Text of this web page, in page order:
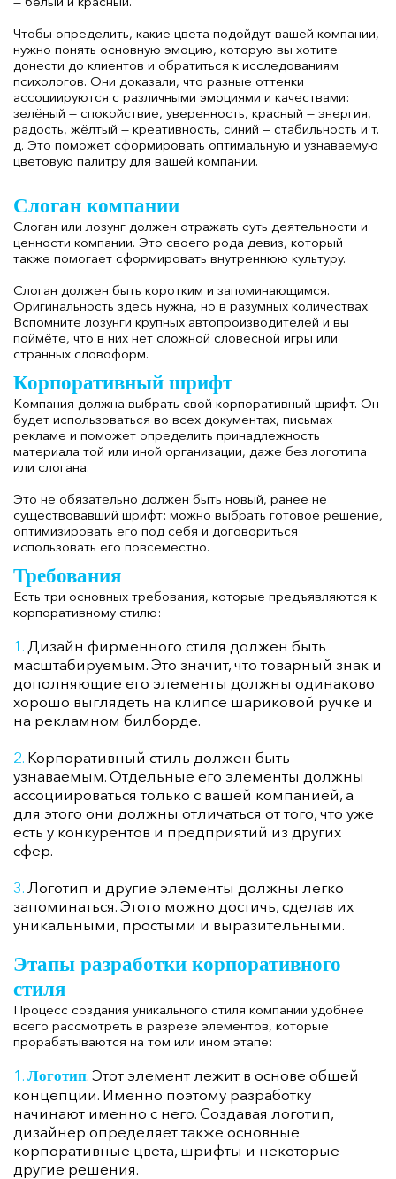
Чтобы определить, какие цвета подойдут вашей компании,
нужно понять основную эмоцию, которую вы хотите
донести до клиентов и обратиться к исследованиям
психологов. Они доказали, что разные оттенки
ассоциируются с различными эмоциями и качествами:
зелёный — спокойствие, уверенность, красный — энергия,
радость, жёлтый — креативность, синий — стабильность и т.
д. Это поможет сформировать оптимальную и узнаваемую
цветовую палитру для вашей компании.
Слоган компании
Слоган или лозунг должен отражать суть деятельности и
ценности компании. Это своего рода девиз, который
также помогает сформировать внутреннюю культуру.
Слоган должен быть коротким и запоминающимся.
Оригинальность здесь нужна, но в разумных количествах.
Вспомните лозунги крупных автопроизводителей и вы
поймёте, что в них нет сложной словесной игры или
странных словоформ.
Корпоративный шрифт
Компания должна выбрать свой корпоративный шрифт. Он
будет использоваться во всех документах, письмах
рекламе и поможет определить принадлежность
материала той или иной организации, даже без логотипа
или слогана.
Это не обязательно должен быть новый, ранее не
существовавший шрифт: можно выбрать готовое решение,
оптимизировать его под себя и договориться
использовать его повсеместно.
Требования
Есть три основных требования, которые предъявляются к
корпоративному стилю:
Дизайн фирменного стиля должен быть
масштабируемым. Это значит, что товарный знак и
дополняющие его элементы должны одинаково
хорошо выглядеть на клипсе шариковой ручке и
на рекламном билборде.
Корпоративный стиль должен быть
узнаваемым. Отдельные его элементы должны
ассоциироваться только с вашей компанией, а
для этого они должны отличаться от того, что уже
есть у конкурентов и предприятий из других
сфер.
Логотип и другие элементы должны легко
запоминаться. Этого можно достичь, сделав их
уникальными, простыми и выразительными.
Этапы разработки корпоративного
стиля
Процесс создания уникального стиля компании удобнее
всего рассмотреть в разрезе элементов, которые
прорабатываются на том или ином этапе:
Логотип. Этот элемент лежит в основе общей
концепции. Именно поэтому разработку
начинают именно с него. Создавая логотип,
дизайнер определяет также основные
корпоративные цвета, шрифты и некоторые
другие решения.